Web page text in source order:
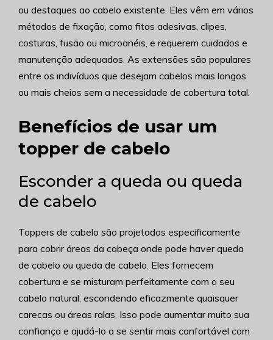
ou destaques ao cabelo existente. Eles vêm em vários
métodos de fixação, como fitas adesivas, clipes,
costuras, fusão ou microanéis, e requerem cuidados e
manutenção adequados. As extensões são populares
entre os indivíduos que desejam cabelos mais longos
ou mais cheios sem a necessidade de cobertura total.
Benefícios de usar um
topper de cabelo
Esconder a queda ou queda
de cabelo
Toppers de cabelo são projetados especificamente
para cobrir áreas da cabeça onde pode haver queda
de cabelo ou queda de cabelo. Eles fornecem
cobertura e se misturam perfeitamente com o seu
cabelo natural, escondendo eficazmente quaisquer
carecas ou áreas ralas. Isso pode aumentar muito sua
confiança e ajudá-lo a se sentir mais confortável com